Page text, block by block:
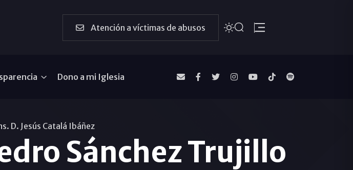
Atención a víctimas de abusos
Dono a mi Iglesia
D. Jesús Catalá Ibáñez
Sánchez Trujillo